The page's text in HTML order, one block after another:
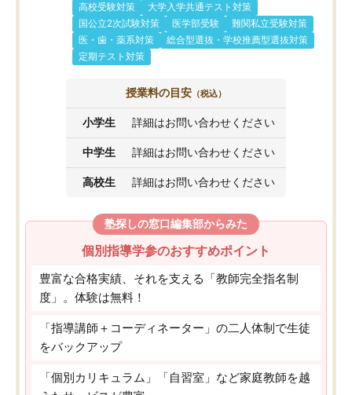
高校受験対策
大学入学共通テスト対策
国公立2次試験対策
医学部受験
難関私立受験対策
医・歯・薬系対策
総合型選抜・学校推薦型選抜対策
定期テスト対策
授業料の目安 （税込）
小学生 詳細はお問い合わせください
中学生 詳細はお問い合わせください
高校生 詳細はお問い合わせください
塾探しの窓口編集部からみた
個別指導学参のおすすめポイント
豊富な合格実績、それを支える「教師完全指名制
度」。体験は無料！
「指導講師＋コーディネーター」の二人体制で生徒
をバックアップ
「個別カリキュラム」「自習室」など家庭教師を越